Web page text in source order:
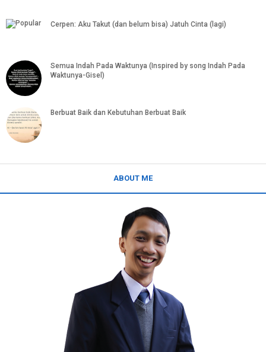
Cerpen: Aku Takut (dan belum bisa) Jatuh Cinta (lagi)
Semua Indah Pada Waktunya (Inspired by song Indah Pada
Waktunya-Gisel)
Berbuat Baik dan Kebutuhan Berbuat Baik
ABOUT ME